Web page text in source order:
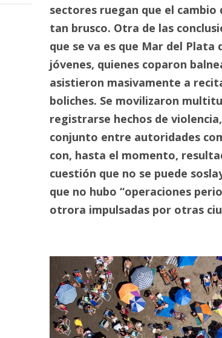
sectores ruegan que el
tan brusco. Otra de las
que se va es que Mar del
jóvenes, quienes coparon
asistieron masivamente a
boliches. Se movilizaron
registrarse hechos de
conjunto entre autoridades
con, hasta el momento,
cuestión que no se puede
que no hubo “operaciones
otrora impulsadas por otras